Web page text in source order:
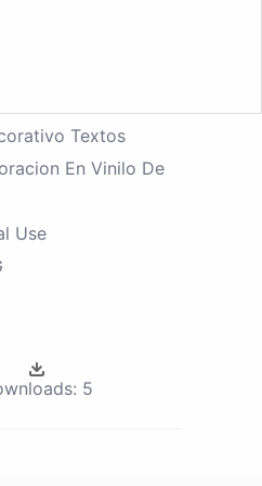
Textos
En Vinilo De
Use
5